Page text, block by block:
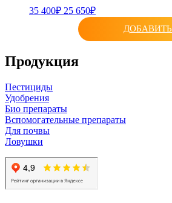
35 400₽ 25 650₽
ДОБАВИТЬ
Продукция
Пестициды
Удобрения
Био препараты
Вспомогательные препараты
Для почвы
Ловушки